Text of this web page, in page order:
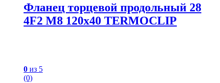
Фланец торцевой продольный 28
4F2 М8 120х40 TERMOCLIP
0 из 5
(0)